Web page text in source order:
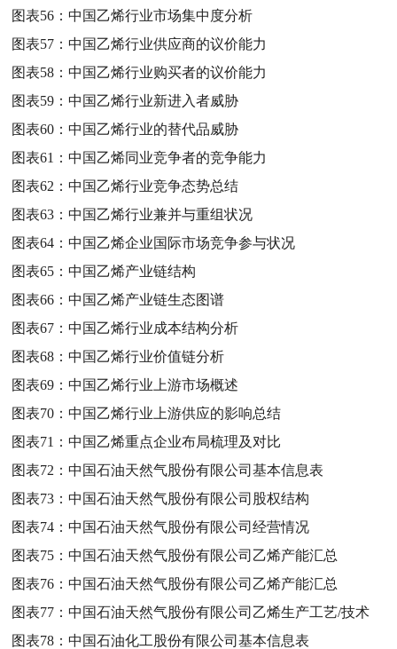
图表56：中国乙烯行业市场集中度分析
图表57：中国乙烯行业供应商的议价能力
图表58：中国乙烯行业购买者的议价能力
图表59：中国乙烯行业新进入者威胁
图表60：中国乙烯行业的替代品威胁
图表61：中国乙烯同业竞争者的竞争能力
图表62：中国乙烯行业竞争态势总结
图表63：中国乙烯行业兼并与重组状况
图表64：中国乙烯企业国际市场竞争参与状况
图表65：中国乙烯产业链结构
图表66：中国乙烯产业链生态图谱
图表67：中国乙烯行业成本结构分析
图表68：中国乙烯行业价值链分析
图表69：中国乙烯行业上游市场概述
图表70：中国乙烯行业上游供应的影响总结
图表71：中国乙烯重点企业布局梳理及对比
图表72：中国石油天然气股份有限公司基本信息表
图表73：中国石油天然气股份有限公司股权结构
图表74：中国石油天然气股份有限公司经营情况
图表75：中国石油天然气股份有限公司乙烯产能汇总
图表76：中国石油天然气股份有限公司乙烯产能汇总
图表77：中国石油天然气股份有限公司乙烯生产工艺/技术
图表78：中国石油化工股份有限公司基本信息表